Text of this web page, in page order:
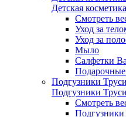
Детская косметика
Смотреть
Уход за
Уход за
Мыло
Салфетки
Подгузники
Подгузники
Смотреть
Подгузники